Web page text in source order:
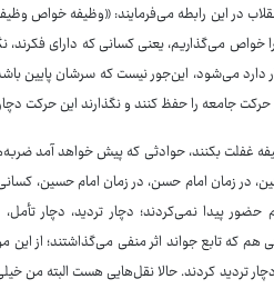
انقلاب در این رابطه می‌فرمایند: «وظیفه
خواص می‌گذاریم، یعنی کسانی که دارای فکرند،
می‌شود، این‌جور نیست که سرشان پایین
جامعه را حفظ کنند و نگذارند این حرکت
غفلت بکنند، حوادثی که پیش خواهد آمد
در زمان امام حسن، در زمان امام حسین،
حضور پیدا نمی‌کردند؛ دچار تردید، دچار
که تابع جواند اثر منفی می‌گذاشتند؛ از
تردید کردند. حالا نقل‌هایی هست البته من